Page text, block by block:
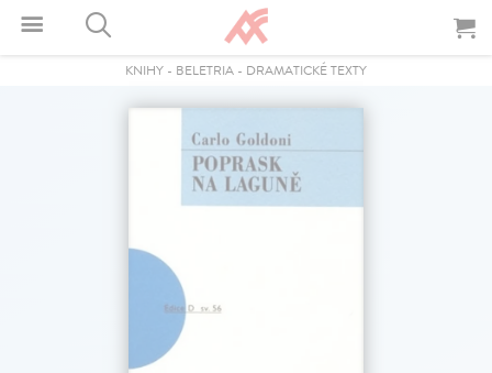
KNIHY - BELETRIA - DRAMATICKÉ TEXTY